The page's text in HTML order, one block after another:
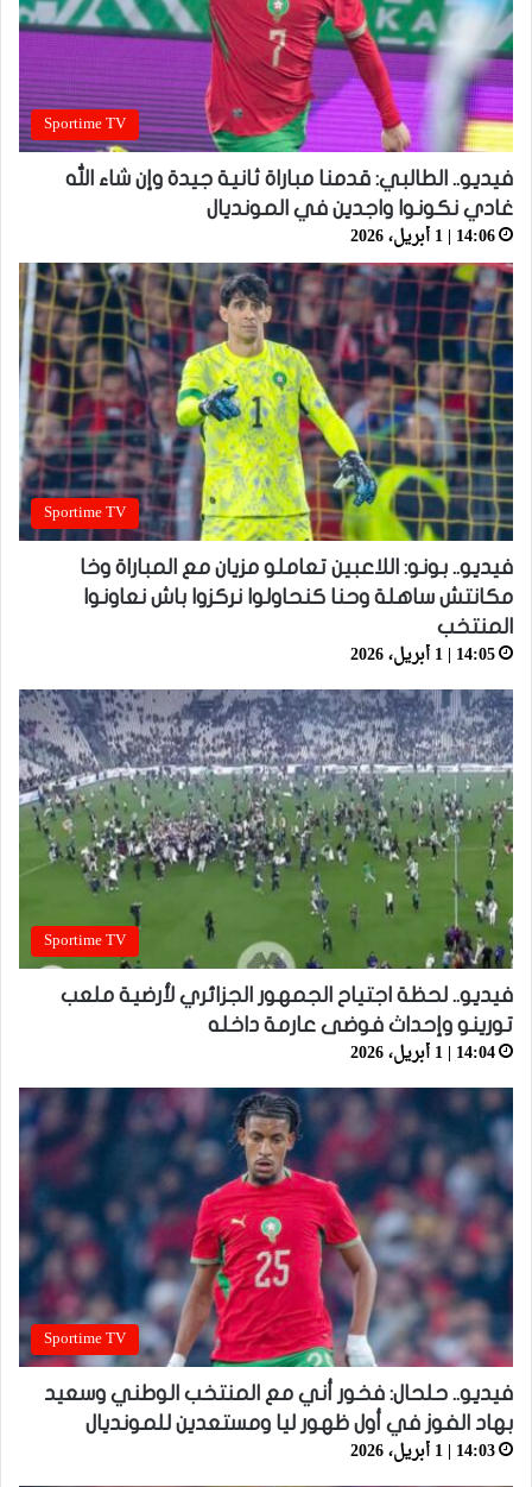
Sportime TV
فيديو.. الطالبي: قدمنا مباراة ثانية جيدة وإن شاء الله
غادي نكونوا واجدين في المونديال
14:06 | 1 أبريل، 2026
Sportime TV
فيديو.. بونو: اللاعبين تعاملو مزيان مع المباراة وخا
مكانتش ساهلة وحنا كنحاولوا نركزوا باش نعاونوا
المنتخب
14:05 | 1 أبريل، 2026
Sportime TV
فيديو.. لحظة اجتياح الجمهور الجزائري لأرضية ملعب
تورينو وإحداث فوضى عارمة داخله
14:04 | 1 أبريل، 2026
Sportime TV
فيديو.. حلحال: فخور أني مع المنتخب الوطني وسعيد
بهاد الفوز في أول ظهور ليا ومستعدين للمونديال
14:03 | 1 أبريل، 2026